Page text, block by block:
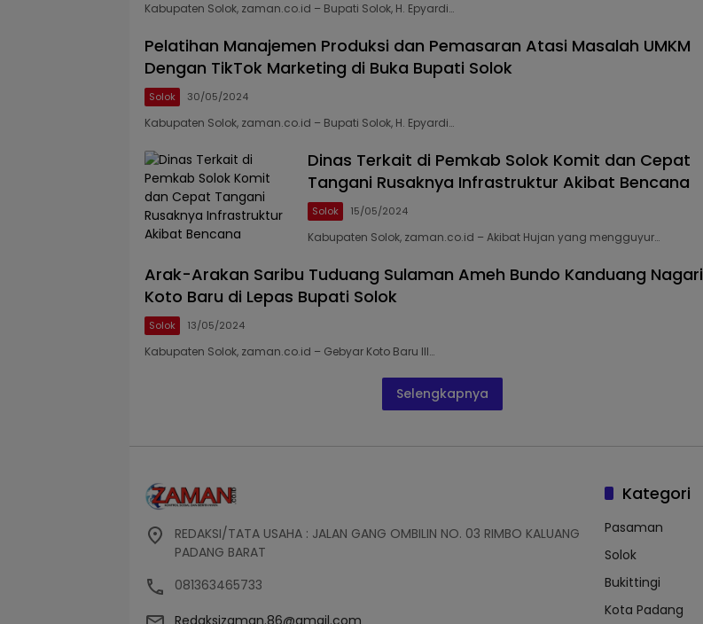
Kabupaten Solok, zaman.co.id – Bupati Solok, H. Epyardi…
Pelatihan Manajemen Produksi dan Pemasaran Atasi Masalah UMKM
Dengan TikTok Marketing di Buka Bupati Solok
Solok 30/05/2024
Kabupaten Solok, zaman.co.id – Bupati Solok, H. Epyardi…
Dinas Terkait di Pemkab Solok Komit dan Cepat
Tangani Rusaknya Infrastruktur Akibat Bencana
Solok 15/05/2024
Kabupaten Solok, zaman.co.id – Akibat Hujan yang mengguyur…
Arak-Arakan Saribu Tuduang Sulaman Ameh Bundo Kanduang Nagari
Koto Baru di Lepas Bupati Solok
Solok 13/05/2024
Kabupaten Solok, zaman.co.id – Gebyar Koto Baru III…
Selengkapnya
REDAKSI/TATA USAHA : JALAN GANG OMBILIN NO. 03 RIMBO KALUANG
PADANG BARAT
081363465733
Kategori
Pasaman
Solok
Bukittingi
Kota Padang